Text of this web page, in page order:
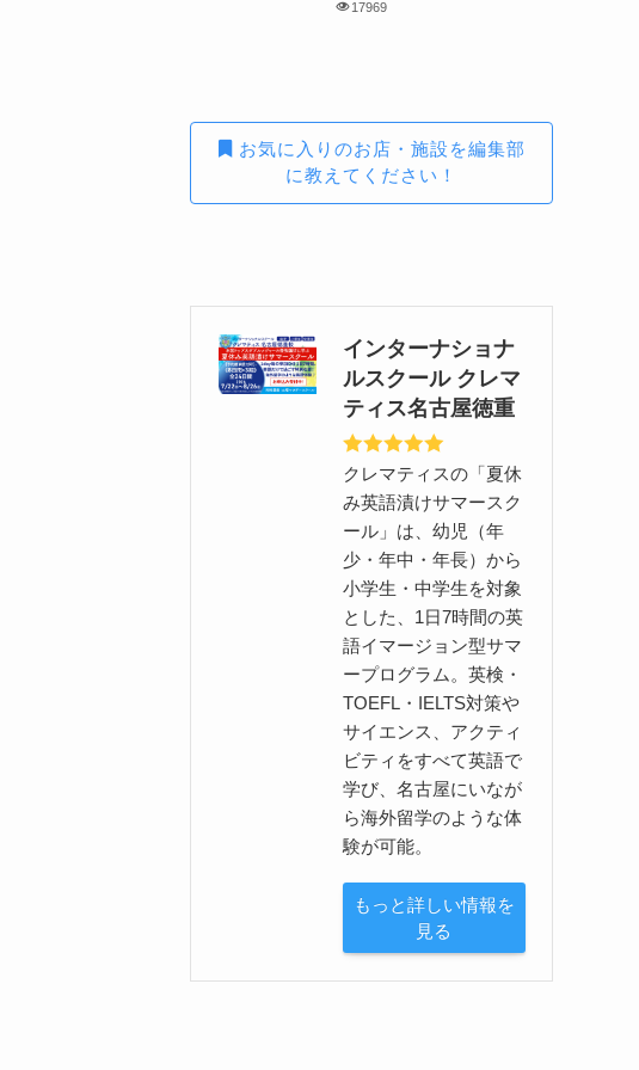
17969
お気に入りのお店・施設を編集部
に教えてください！
インターナショナ
ルスクール クレマ
ティス名古屋徳重
クレマティスの「夏休
み英語漬けサマースク
ール」は、幼児（年
少・年中・年長）から
小学生・中学生を対象
とした、1日7時間の英
語イマージョン型サマ
ープログラム。英検・
TOEFL・IELTS対策や
サイエンス、アクティ
ビティをすべて英語で
学び、名古屋にいなが
ら海外留学のような体
験が可能。
もっと詳しい情報を
見る